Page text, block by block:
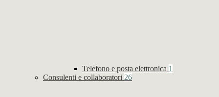
Telefono e posta elettronica 1
Consulenti e collaboratori 26